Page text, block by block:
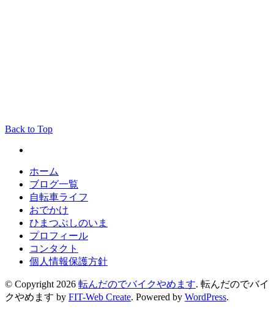
Back to Top
ホーム
ブログ一覧
自転車ライフ
おでかけ
ひまつぶしのいま
プロフィール
コンタクト
個人情報保護方針
© Copyright 2026 転んだのでバイクやめます. 転んだのでバイ
クやめます by FIT-Web Create. Powered by WordPress.